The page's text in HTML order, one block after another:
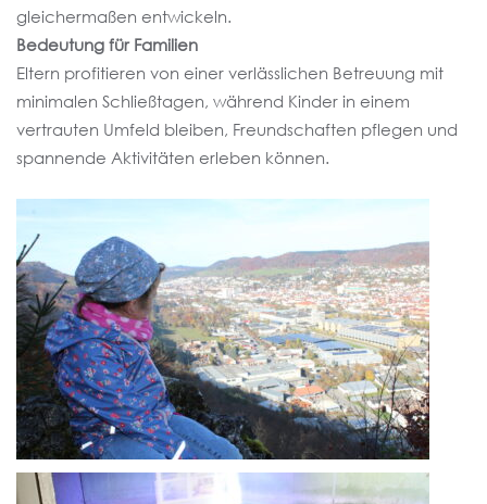
gleichermaßen entwickeln.
Bedeutung für Familien
Eltern profitieren von einer verlässlichen Betreuung mit
minimalen Schließtagen, während Kinder in einem
vertrauten Umfeld bleiben, Freundschaften pflegen und
spannende Aktivitäten erleben können.